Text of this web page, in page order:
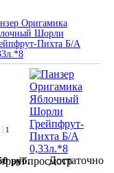
Оригамика
Шорли
Пихта Б/А
просмотр
1
руб. Достаточно